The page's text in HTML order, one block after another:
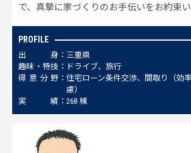
で、真摯に家づくりのお手伝いをお約束い
PROFILE
出 身
三重県
趣味 ・ 特技
ドライブ、旅行
得 意 分 野
住宅ローン条件交渉、間取り（効
慮）
実
績 268 棟